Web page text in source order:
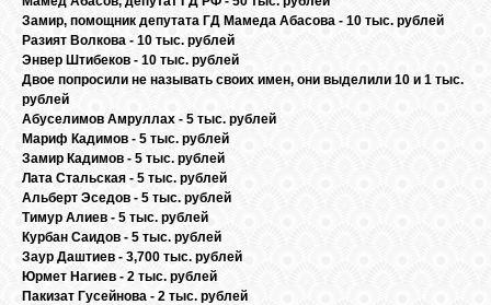
ОБЪЯВЛЕНИЯ
ВОПРОСЫ /
ОТВЕТЫ
КОНТАКТЫ
ВХОД
Замир, помощник депутата ГД Мамеда Абасова - 10 тыс. рублей
Разият Волкова - 10 тыс. рублей
Энвер Штибеков - 10 тыс. рублей
Двое попросили не называть своих имен, они выделили 10 и 1 тыс.
рублей
Абуселимов Амруллах - 5 тыс. рублей
Мариф Кадимов - 5 тыс. рублей
Замир Кадимов - 5 тыс. рублей
Лата Стальская - 5 тыс. рублей
Альберт Эседов - 5 тыс. рублей
Тимур Алиев - 5 тыс. рублей
Курбан Саидов - 5 тыс. рублей
Заур Даштиев - 3,700 тыс. рублей
Юрмет Нагиев - 2 тыс. рублей
Пакизат Гусейнова - 2 тыс. рублей